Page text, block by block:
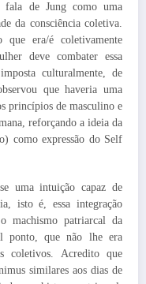
de Jung como uma
da consciência coletiva.
era/é coletivamente
deve combater essa
culturalmente, de
que haveria uma
princípios de masculino e
reforçando a ideia da
como expressão do Self
uma intuição capaz de
isto é, essa integração
machismo patriarcal da
ponto, que não lhe era
coletivos. Acredito que
similares aos dias de